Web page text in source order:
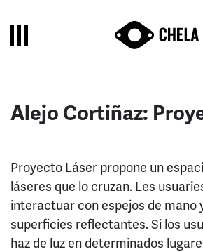
Alejo Cortiñaz:
Proyecto Láser propone un
láseres que lo cruzan. Les
interactuar con espejos de mano
superficies reflectantes. Si los
haz de luz en determinados